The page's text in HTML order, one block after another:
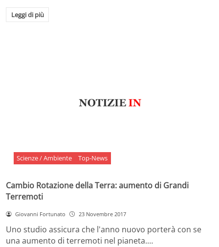
Leggi di più
Scienze / Ambiente Top-News
Cambio Rotazione della Terra: aumento di Grandi
Terremoti
Giovanni Fortunato 23 Novembre 2017
Uno studio assicura che l'anno nuovo porterà con se
una aumento di terremoti nel pianeta.…